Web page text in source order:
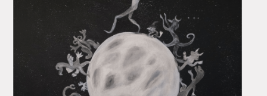
diversas zonas del país durante el domingo 9 y...